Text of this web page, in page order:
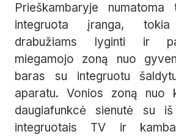
Prieškambaryje
integruota įranga,
drabužiams lyginti ir
miegamojo zoną nuo
baras su integruotu
aparatu. Vonios zoną nuo
daugiafunkcė sienutė su
integruotais TV ir